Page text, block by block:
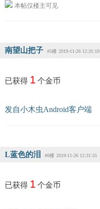
本帖仅楼主可见
南望山把子 #5楼 2019-11-26 12:31:19
已获得 1 个金币
发自小木虫Android客户端
L蓝色的泪 #6楼 2019-11-26 12:31:55
已获得 1 个金币